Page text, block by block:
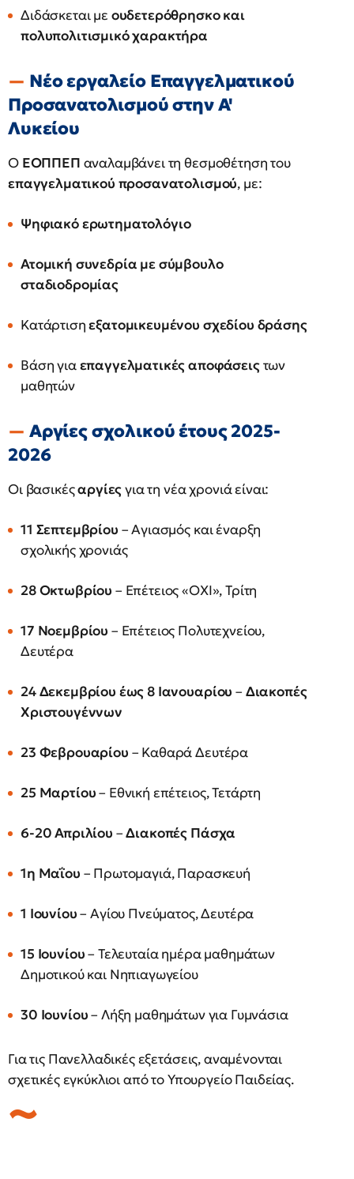
Διδάσκεται με ουδετερόθρησκο και
πολυπολιτισμικό χαρακτήρα
Νέο εργαλείο Επαγγελματικού
Προσανατολισμού στην Α'
Λυκείου
Ο ΕΟΠΠΕΠ αναλαμβάνει τη θεσμοθέτηση του
επαγγελματικού προσανατολισμού, με:
Ψηφιακό ερωτηματολόγιο
Ατομική συνεδρία με σύμβουλο
σταδιοδρομίας
Κατάρτισηεξατομικευμένου σχεδίου δράσης
Βάση γιαεπαγγελματικές αποφάσειςτων
μαθητών
Αργίες σχολικού έτους 2025-
2026
Οι βασικέςαργίεςγια τη νέα χρονιά είναι:
11 Σεπτεμβρίου – Αγιασμός και έναρξη
σχολικής χρονιάς
28 Οκτωβρίου – Επέτειος «ΟΧΙ», Τρίτη
17 Νοεμβρίου – Επέτειος Πολυτεχνείου,
Δευτέρα
24 Δεκεμβρίου έως 8 Ιανουαρίου – Διακοπές
Χριστουγέννων
23 Φεβρουαρίου – Καθαρά Δευτέρα
25 Μαρτίου– Εθνική επέτειος, Τετάρτη
6-20 Απριλίου –Διακοπές Πάσχα
1η Μαΐου – Πρωτομαγιά, Παρασκευή
1 Ιουνίου– Αγίου Πνεύματος, Δευτέρα
15 Ιουνίου– Τελευταία ημέρα μαθημάτων
Δημοτικού και Νηπιαγωγείου
30 Ιουνίου– Λήξη μαθημάτων για Γυμνάσια
Για τις Πανελλαδικές εξετάσεις, αναμένονται
σχετικές εγκύκλιοι από το Υπουργείο Παιδείας.